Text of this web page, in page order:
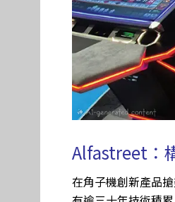
Alfastreet：
在角子機創新產品